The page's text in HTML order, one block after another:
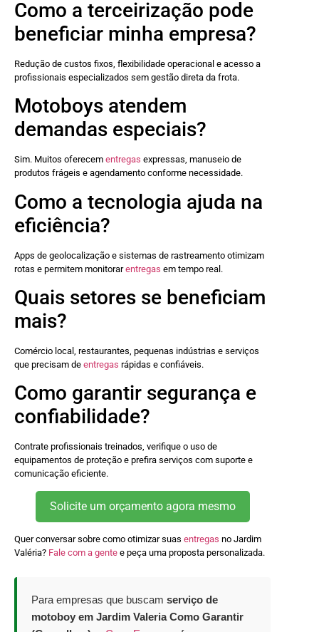
Como a terceirização pode
beneficiar minha empresa?
Redução de custos fixos, flexibilidade operacional e acesso a
profissionais especializados sem gestão direta da frota.
Motoboys atendem
demandas especiais?
Sim. Muitos oferecem entregas expressas, manuseio de
produtos frágeis e agendamento conforme necessidade.
Como a tecnologia ajuda na
eficiência?
Apps de geolocalização e sistemas de rastreamento otimizam
rotas e permitem monitorarentregas em tempo real.
Quais setores se beneficiam
mais?
Comércio local, restaurantes, pequenas indústrias e serviços
que precisam de entregas rápidas e confiáveis.
Como garantir segurança e
confiabilidade?
Contrate profissionais treinados, verifique o uso de
equipamentos de proteção e prefira serviços com suporte e
comunicação eficiente.
Solicite um orçamento agora mesmo
Quer conversar sobre como otimizar suas entregas no Jardim
Valéria? Fale com a gente e peça uma proposta personalizada.
Para empresas que buscam serviço de
motoboy em Jardim Valeria Como Garantir